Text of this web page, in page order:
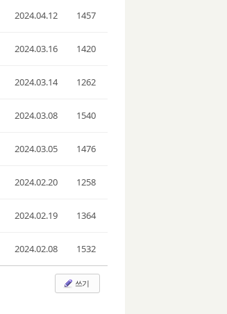
2024.04.12 1457
2024.03.16 1420
2024.03.14 1262
2024.03.08 1540
2024.03.05 1476
2024.02.20 1258
2024.02.19 1364
2024.02.08 1532
쓰기